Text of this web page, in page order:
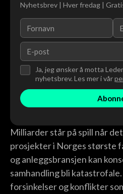
Nyhetsbrev | Hver fredag |
Ja, jeg ønsker å motta
nyhetsbrev. Les mer i vår
Milliarder står på spill når
prosjekter i Norges største
og anleggsbransjen kan
samhandling bli
forsinkelser og konflikter